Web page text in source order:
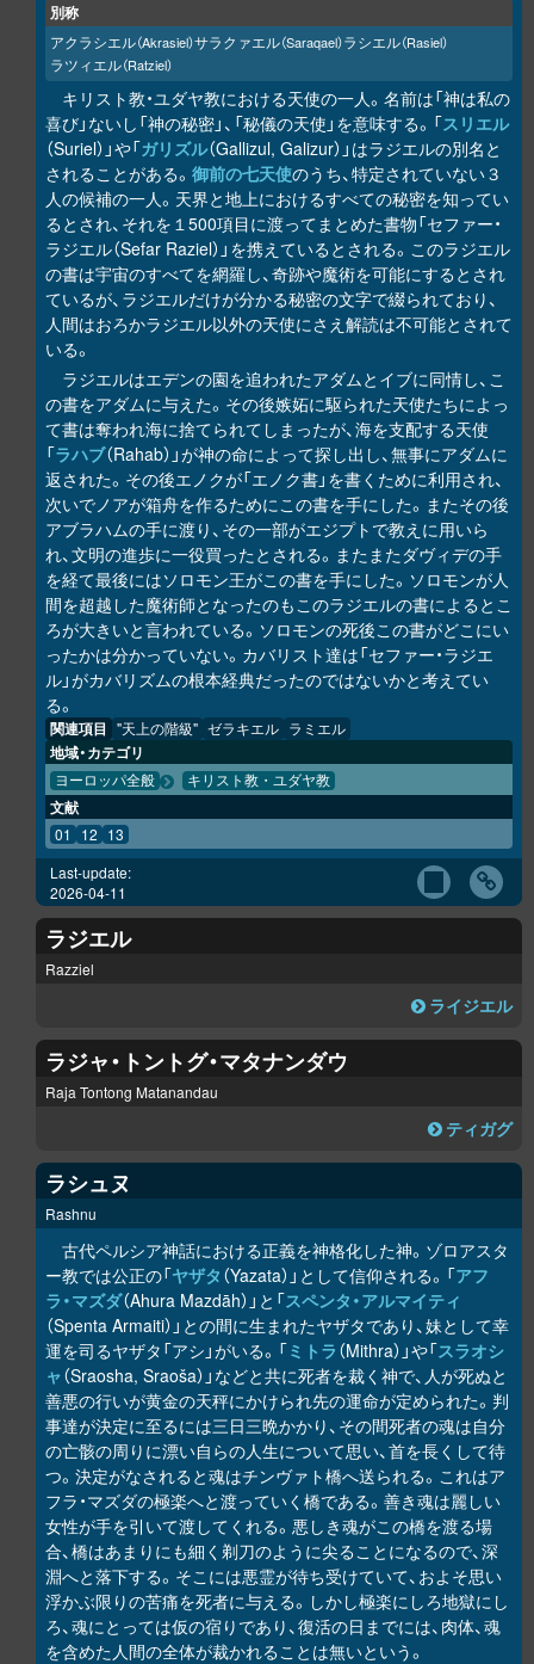
別称
アクラシエル（Akrasiel）サラクァエル（Saraqael）ラシエル（Rasiel）
ラツィエル（Ratziel）
キリスト教・ユダヤ教における天使の一人。名前は「神は私の
喜び」ないし「神の秘密」、「秘儀の天使」を意味する。「スリエル
（Suriel）」や「ガリズル（Gallizul, Galizur）」はラジエルの別名と
されることがある。 御前の七天使のうち、特定されていない３
人の候補の一人。天界と地上におけるすべての秘密を知ってい
るとされ、それを１500項目に渡ってまとめた書物「セファー・
ラジエル（Sefar Raziel）」を携えているとされる。このラジエル
の書は宇宙のすべてを網羅し、奇跡や魔術を可能にするとされ
ているが、ラジエルだけが分かる秘密の文字で綴られており、
人間はおろかラジエル以外の天使にさえ解読は不可能とされて
いる。
ラジエルはエデンの園を追われたアダムとイブに同情し、こ
の書をアダムに与えた。その後嫉妬に駆られた天使たちによっ
て書は奪われ海に捨てられてしまったが、海を支配する天使
「ラハブ（Rahab）」が神の命によって探し出し、無事にアダムに
返された。その後エノクが「エノク書」を書くために利用され、
次いでノアが箱舟を作るためにこの書を手にした。またその後
アブラハムの手に渡り、その一部がエジプトで教えに用いら
れ、文明の進歩に一役買ったとされる。またまたダヴィデの手
を経て最後にはソロモン王がこの書を手にした。ソロモンが人
間を超越した魔術師となったのもこのラジエルの書によるとこ
ろが大きいと言われている。ソロモンの死後この書がどこにい
ったかは分かっていない。カバリスト達は「セファー・ラジエ
ル」がカバリズムの根本経典だったのではないかと考えてい
る。
関連項目 "天上の階級" ゼラキエル ラミエル
地域・カテゴリ
ヨーロッパ全般 キリスト教・ユダヤ教
文献
01 12 13
Last-update:
2026-04-11
ラジエル
Razziel
ライジエル
ラジャ・トントグ・マタナンダウ
Raja Tontong Matanandau
ティガグ
ラシュヌ
Rashnu
古代ペルシア神話における正義を神格化した神。ゾロアスタ
ー教では公正の「ヤザタ （Yazata）」として信仰される。「アフ
ラ・マズダ（Ahura Mazdāh）」と「スペンタ・アルマイティ
（Spenta Armaiti）」との間に生まれたヤザタであり、妹として幸
運を司るヤザタ「アシ」がいる。「ミトラ （Mithra）」や「スラオシ
ャ（Sraosha, Sraoša）」などと共に死者を裁く神で、人が死ぬと
善悪の行いが黄金の天秤にかけられ先の運命が定められた。判
事達が決定に至るには三日三晩かかり、その間死者の魂は自分
の亡骸の周りに漂い自らの人生について思い、首を長くして待
つ。決定がなされると魂はチンヴァト橋へ送られる。これはア
フラ・マズダの極楽へと渡っていく橋である。善き魂は麗しい
女性が手を引いて渡してくれる。悪しき魂がこの橋を渡る場
合、橋はあまりにも細く剃刀のように尖ることになるので、深
淵へと落下する。そこには悪霊が待ち受けていて、およそ思い
浮かぶ限りの苦痛を死者に与える。しかし極楽にしろ地獄にし
ろ、魂にとっては仮の宿りであり、復活の日までには、肉体、魂
を含めた人間の全体が裁かれることは無いという。